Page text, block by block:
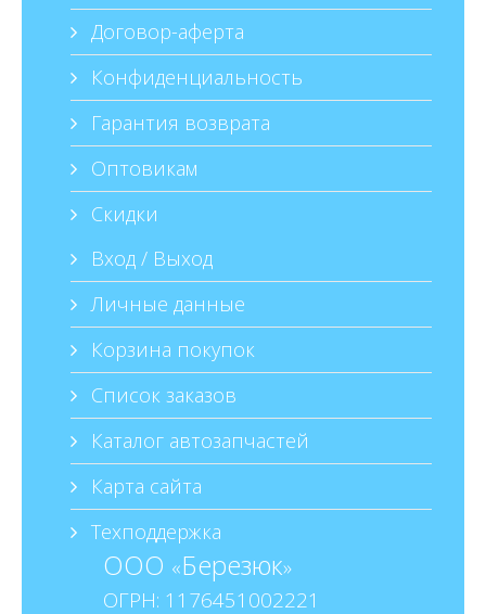
Договор-аферта
Конфиденциальность
Гарантия возврата
Оптовикам
Скидки
Вход / Выход
Личные данные
Корзина покупок
Список заказов
Каталог автозапчастей
Карта сайта
Техподдержка
ООО «Березюк»
ОГРН: 1176451002221